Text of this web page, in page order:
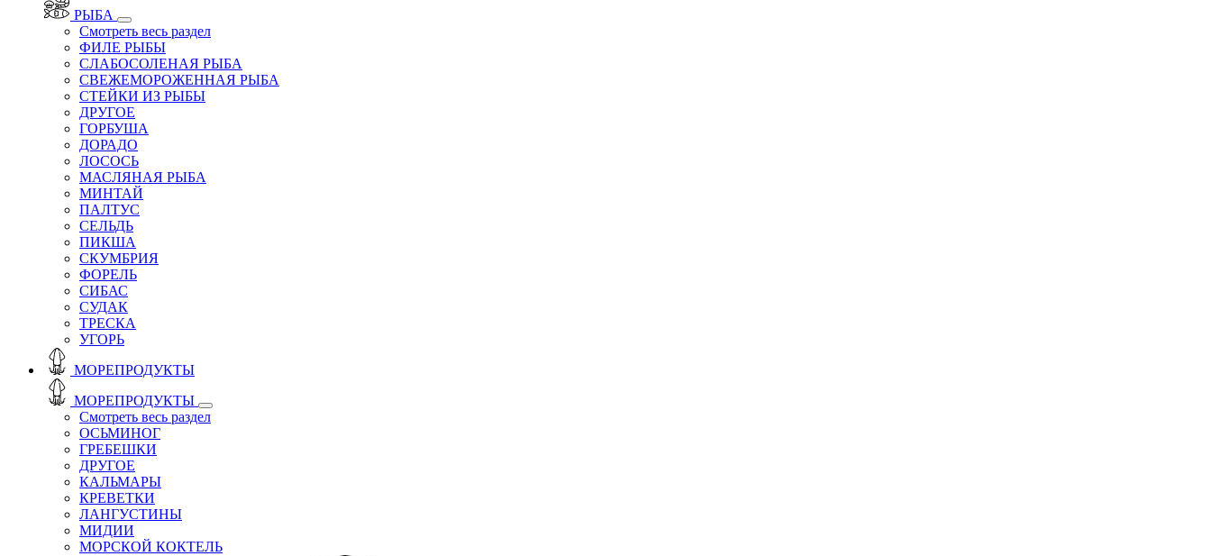
РЫБА
Смотреть весь раздел
ФИЛЕ РЫБЫ
СЛАБОСОЛЕНАЯ РЫБА
СВЕЖЕМОРОЖЕННАЯ РЫБА
СТЕЙКИ ИЗ РЫБЫ
ДРУГОЕ
ГОРБУША
ДОРАДО
ЛОСОСЬ
МАСЛЯНАЯ РЫБА
МИНТАЙ
ПАЛТУС
СЕЛЬДЬ
ПИКША
СКУМБРИЯ
ФОРЕЛЬ
СИБАС
СУДАК
ТРЕСКА
УГОРЬ
МОРЕПРОДУКТЫ
МОРЕПРОДУКТЫ
Смотреть весь раздел
ОСЬМИНОГ
ГРЕБЕШКИ
ДРУГОЕ
КАЛЬМАРЫ
КРЕВЕТКИ
ЛАНГУСТИНЫ
МИДИИ
МОРСКОЙ КОКТЕЛЬ